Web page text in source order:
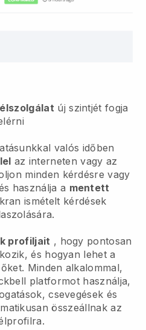
új szintjét fogja
valós időben
az interneten vagy az
minden kérdésre vagy
használja a mentett
ismételt kérdések
profiljait , hogy pontosan
és hogyan lehet a
Minden alkalommal,
platformot használja,
csevegések és
összeállnak az